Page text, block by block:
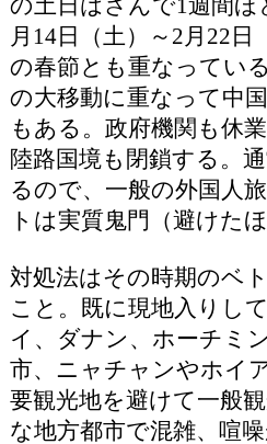
月14日（土）～2月22日
の春節とも重なってい
の大移動に重なって中
もある。政府機関も休
陸路国境も閉鎖する。
るので、一般の外国人
トは実質鬼門（避けた
対処法はその時期のベ
こと。既に現地入りし
イ、ダナン、ホーチミ
市、ニャチャンやホイ
要観光地を避けて一般
な地方都市で混雑、喧